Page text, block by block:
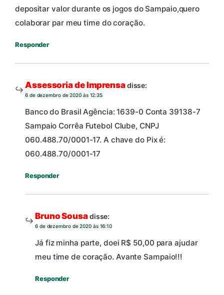
depositar valor durante os jogos do Sampaio,quero
colaborar par meu time do coração.
Responder
Assessoria de Imprensadisse:
6 de dezembro de 2020 às 12:35
Banco do Brasil Agência: 1639-0 Conta 39138-7
Sampaio Corrêa Futebol Clube, CNPJ
060.488.70/0001-17. A chave do Pix é:
060.488.70/0001-17
Responder
Bruno Sousadisse:
6 de dezembro de 2020 às 16:10
Já fiz minha parte, doei R$ 50,00 para ajudar
meu time de coração. Avante Sampaio!!!
Responder